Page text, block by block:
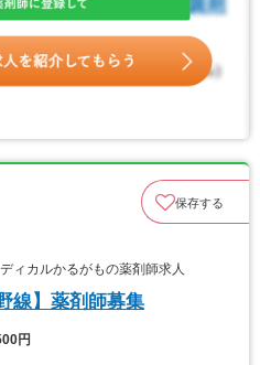
保存する
カルかるがもの薬剤師求人
線】薬剤師募集
円